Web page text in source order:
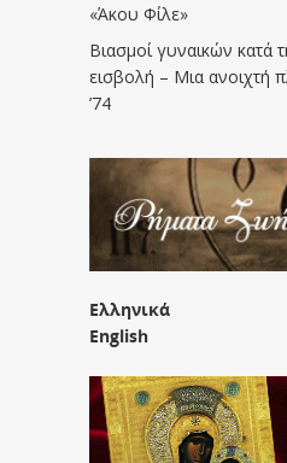
«Άκου Φίλε»
Βιασμοί γυναικών κατά
εισβολή – Μια ανοιχτή
’74
Ελληνικά
English